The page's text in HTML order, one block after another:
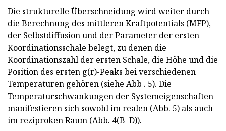
Die strukturelle Überschneidung wird weiter durch
die Berechnung des mittleren Kraftpotentials (MFP),
der Selbstdiffusion und der Parameter der ersten
Koordinationsschale belegt, zu denen die
Koordinationszahl der ersten Schale, die Höhe und die
Position des ersten g(r)-Peaks bei verschiedenen
Temperaturen gehören (siehe Abb . 5). Die
Temperaturschwankungen der Systemeigenschaften
manifestieren sich sowohl im realen (Abb. 5) als auch
im reziproken Raum (Abb. 4(B–D)).